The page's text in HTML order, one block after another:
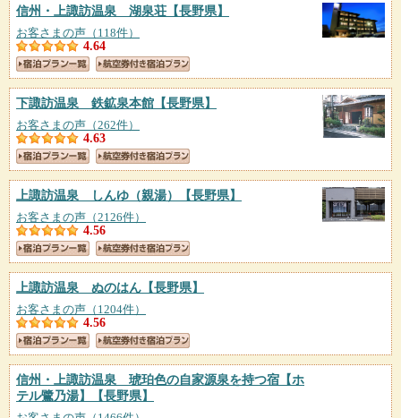
信州・上諏訪温泉 湖泉荘 【長野県】
お客さまの声（118件）
4.64
下諏訪温泉 鉄鉱泉本館 【長野県】
お客さまの声（262件）
4.63
上諏訪温泉 しんゆ（親湯） 【長野県】
お客さまの声（2126件）
4.56
上諏訪温泉 ぬのはん 【長野県】
お客さまの声（1204件）
4.56
信州・上諏訪温泉 琥珀色の自家源泉を持つ宿【ホ
テル鷺乃湯】
【長野県】